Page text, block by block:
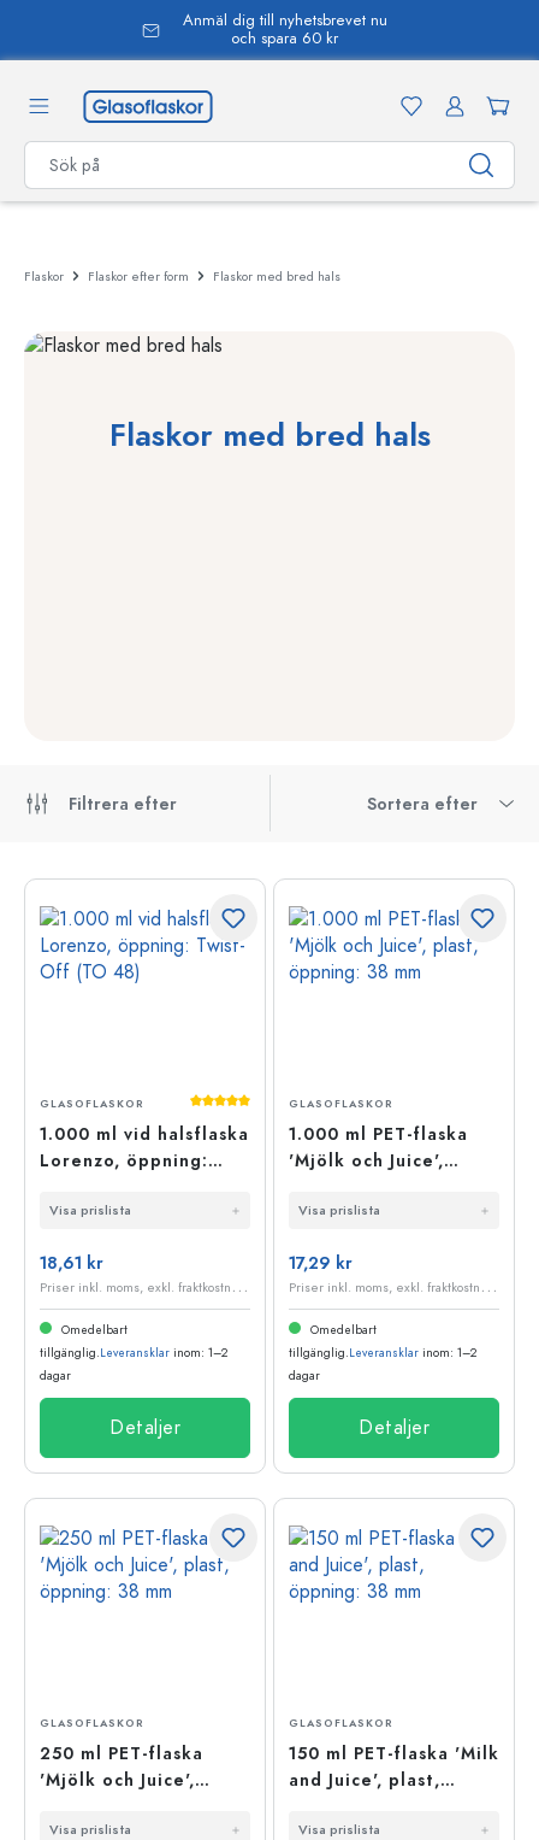
Anmäl dig till nyhetsbrevet nu
och spara 60 kr
Flaskor Flaskor efter form Flaskor med bred hals
Flaskor med bred hals
Filtrera efter Sortera efter
Genomsnittligt betyg på 5 av 5 stjärnor
GLASOFLASKOR
1.000 ml vid halsflaska
Lorenzo, öppning:
Visa prislista
18,61 kr
P
riser inkl. moms, exkl. fraktkostnader
Omedelbart
tillgänglig.Leveransklar inom: 1–2
dagar
Detaljer
GLASOFLASKOR
1.000 ml PET-flaska
'Mjölk och Juice',
Visa prislista
17,29 kr
P
riser inkl. moms, exkl. fraktkostnader
Omedelbart
tillgänglig.Leveransklar inom: 1–2
dagar
Detaljer
GLASOFLASKOR
250 ml PET-flaska
'Mjölk och Juice',
Visa prislista
GLASOFLASKOR
150 ml PET-flaska 'Milk
and Juice', plast,
Visa prislista